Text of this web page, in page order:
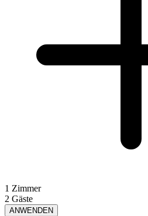
1 Zimmer
2 Gäste
ANWENDEN